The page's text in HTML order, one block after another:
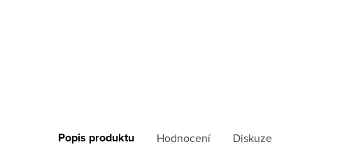
Popis produktu Hodnocení Diskuze